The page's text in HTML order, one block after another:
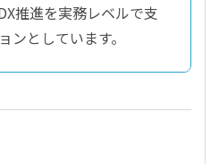
推進を実務レベルで支
ンとしています。